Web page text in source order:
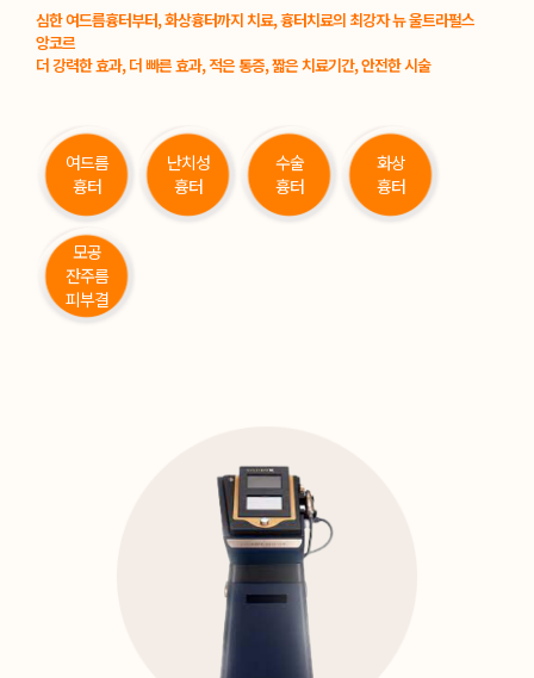
심한 여드름흉터부터, 화상흉터까지 치료, 흉터치료의 최강자 뉴 울트라펄스
앙코르
더 강력한 효과, 더 빠른 효과, 적은 통증, 짧은 치료기간, 안전한 시술
여드름
흉터
난치성
흉터
수술
흉터
화상
흉터
모공
잔주름
피부결